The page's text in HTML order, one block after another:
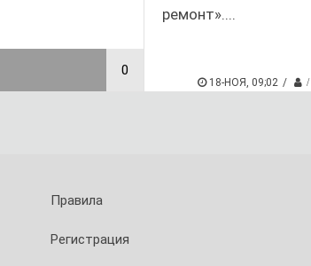
0
ремонт»....
18-НОЯ, 09;02
Правила
Регистрация